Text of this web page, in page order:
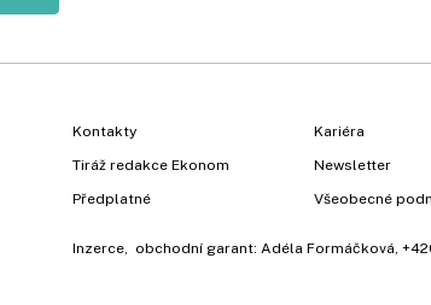
Kontakty
Tiráž redakce Ekonom
Předplatné
Kariéra
Newsletter
Všeobecné
Inzerce , obchodní garant: Adéla Formáčková